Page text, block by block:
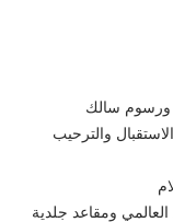
ورسوم سالك
والترحيب
ومقاعد جلدية